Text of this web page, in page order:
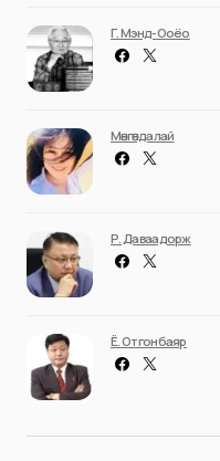
Г. Мэнд-Ооёо
Мөнгөндалай
Р. Даваадорж
Ё. Отгонбаяр